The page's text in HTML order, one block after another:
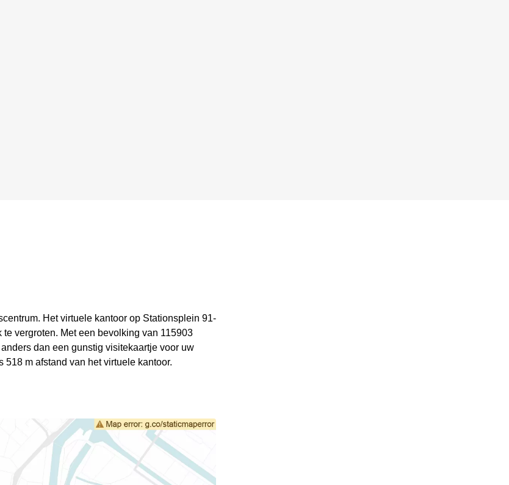
Het virtuele kantoor op Stationsplein 91-
vergroten. Met een bevolking van 115903
dan een gunstig visitekaartje voor uw
m afstand van het virtuele kantoor.